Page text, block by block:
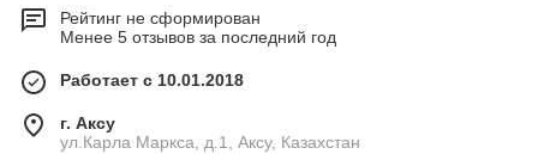
Рейтинг не сформирован
Менее 5 отзывов за последний год
Работает с 10.01.2018
г. Аксу
ул.Карла Маркса, д.1, Аксу, Казахстан